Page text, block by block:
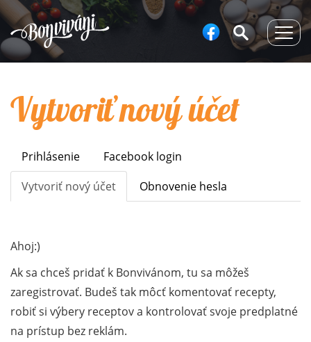
Vytvoriť nový účet
Primary
tabs
Prihlásenie
Facebook login
Vytvoriť nový účet (aktívna
karta)
Obnovenie hesla
Ahoj:)
Ak sa chceš pridať k Bonvivánom, tu sa môžeš
zaregistrovať. Budeš tak môcť komentovať recepty,
robiť si výbery receptov a kontrolovať svoje predplatné
na prístup bez reklám.